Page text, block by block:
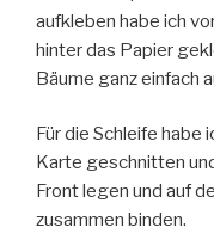
aufkleben habe ich
hinter das Papier
Bäume ganz einfach
Für die Schleife habe
Karte geschnitten
Front legen und auf
zusammen binden.